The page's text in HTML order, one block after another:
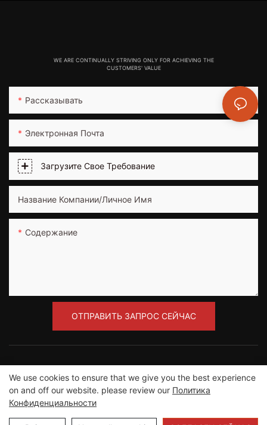
WE ARE CONTINUALLY STRIVING ONLY FOR ACHIEVING THE
CUSTOMERS' VALUE
Рассказывать
Электронная Почта
Загрузите Свое Требование
Название Компании/Личное Имя
Содержание
ОТПРАВИТЬ ЗАПРОС СЕЙЧАС
Авторское право © 2012-2023 Компания
Guangzhou Road Sunshine Sports Wear co., Ltd. |
We use cookies to ensure that we give you the best experience
on and off our website. please review our Политика
Конфиденциальности